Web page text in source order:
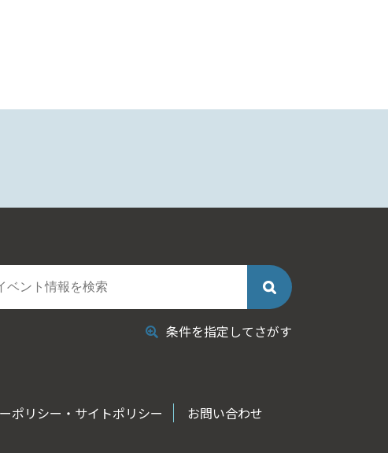
ポリシー・サイトポリシー お問い合わせ
条件を指定してさがす